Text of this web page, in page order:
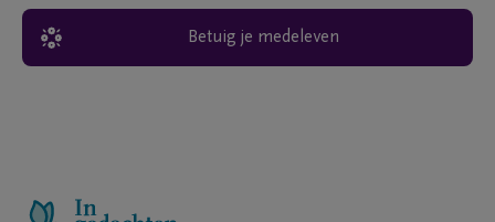
Betuig je medeleven